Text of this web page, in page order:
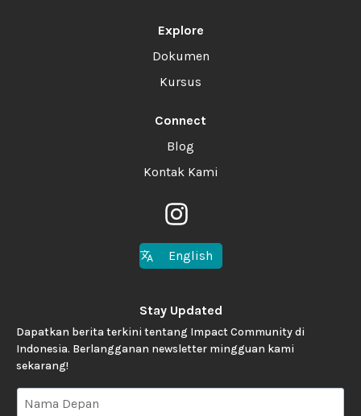
Explore
Dokumen
Kursus
Connect
Blog
Kontak Kami
English
Stay Updated
Dapatkan berita terkini tentang Impact Community di
Indonesia. Berlangganan newsletter mingguan kami
sekarang!